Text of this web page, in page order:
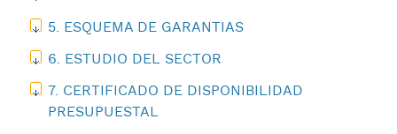
5. ESQUEMA DE GARANTIAS
6. ESTUDIO DEL SECTOR
7. CERTIFICADO DE DISPONIBILIDAD
PRESUPUESTAL